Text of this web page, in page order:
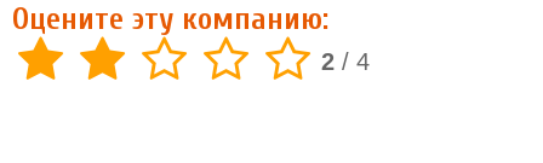
Оцените эту компанию:
2 / 4